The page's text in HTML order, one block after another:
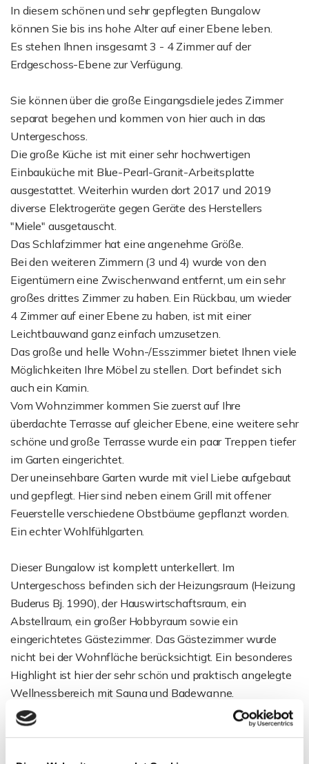
In diesem schönen und sehr gepflegten Bungalow
können Sie bis ins hohe Alter auf einer Ebene leben.
Es stehen Ihnen insgesamt 3 - 4 Zimmer auf der
Erdgeschoss-Ebene zur Verfügung.
Sie können über die große Eingangsdiele jedes Zimmer
separat begehen und kommen von hier auch in das
Untergeschoss.
Die große Küche ist mit einer sehr hochwertigen
Einbauküche mit Blue-Pearl-Granit-Arbeitsplatte
ausgestattet. Weiterhin wurden dort 2017 und 2019
diverse Elektrogeräte gegen Geräte des Herstellers
"Miele" ausgetauscht.
Das Schlafzimmer hat eine angenehme Größe.
Bei den weiteren Zimmern (3 und 4) wurde von den
Eigentümern eine Zwischenwand entfernt, um ein sehr
großes drittes Zimmer zu haben. Ein Rückbau, um wieder
4 Zimmer auf einer Ebene zu haben, ist mit einer
Leichtbauwand ganz einfach umzusetzen.
Das große und helle Wohn-/Esszimmer bietet Ihnen viele
Möglichkeiten Ihre Möbel zu stellen. Dort befindet sich
auch ein Kamin.
Vom Wohnzimmer kommen Sie zuerst auf Ihre
überdachte Terrasse auf gleicher Ebene, eine weitere sehr
schöne und große Terrasse wurde ein paar Treppen tiefer
im Garten eingerichtet.
Der uneinsehbare Garten wurde mit viel Liebe aufgebaut
und gepflegt. Hier sind neben einem Grill mit offener
Feuerstelle verschiedene Obstbäume gepflanzt worden.
Ein echter Wohlfühlgarten.
Dieser Bungalow ist komplett unterkellert. Im
Untergeschoss befinden sich der Heizungsraum (Heizung
Buderus Bj. 1990), der Hauswirtschaftsraum, ein
Abstellraum, ein großer Hobbyraum sowie ein
eingerichtetes Gästezimmer. Das Gästezimmer wurde
nicht bei der Wohnfläche berücksichtigt. Ein besonderes
Highlight ist hier der sehr schön und praktisch angelegte
Wellnessbereich mit Sauna und Badewanne.
Im Speicher ist die oberste Decke wärmeisoliert. Der